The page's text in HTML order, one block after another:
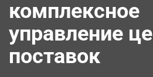
комплексное
управление
поставок